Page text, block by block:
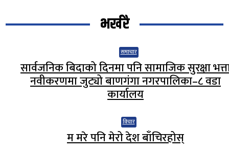
भर्खरै
समाचार
सार्वजनिक बिदाको दिनमा पनि सामाजिक सुरक्षा
नवीकरणमा जुट्यो बाणगंगा नगरपालिका–८ वडा
कार्यालय
विचार
म मरे पनि मेरो देश बाँचिरहोस्